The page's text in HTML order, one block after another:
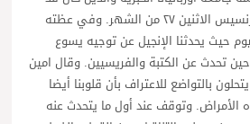
استقبلهم قداسة البابا فرنسيس الاثنين ٢٧ من الشهر. وفي عظته
حيث يحدثنا الإنجيل عن توجيه يسوع
تحدث عن الكتبة والفريسيين. وقال امين
بالتواضع للاعتراف بأن قلوبنا أيضا
وتوقف عند أول ما يتحدث عنه